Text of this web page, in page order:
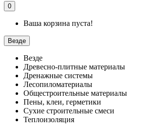
0
Ваша корзина пуста!
Везде
Везде
Древесно-плитные материалы
Дренажные системы
Лесопиломатериалы
Общестроительные материалы
Пены, клеи, герметики
Сухие строительные смеси
Теплоизоляция